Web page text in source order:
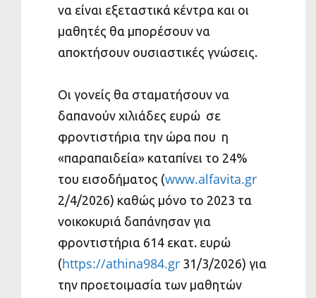
να είναι εξεταστικά κέντρα και οι
μαθητές θα μπορέσουν να
αποκτήσουν ουσιαστικές γνώσεις.
Οι γονείς θα σταματήσουν να
δαπανούν χιλιάδες ευρώ σε
φροντιστήρια την ώρα που η
«παραπαιδεία» καταπίνει το 24%
του εισοδήματος (www.alfavita.gr
2/4/2026) καθώς μόνο το 2023 τα
νοικοκυριά δαπάνησαν για
φροντιστήρια 614 εκατ. ευρώ
(https://athina984.gr 31/3/2026) για
την προετοιμασία των μαθητών